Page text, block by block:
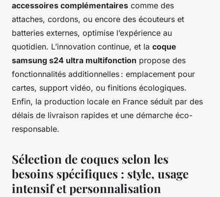
accessoires complémentaires comme des
attaches, cordons, ou encore des écouteurs et
batteries externes, optimise l’expérience au
quotidien. L’innovation continue, et la coque
samsung s24 ultra multifonction propose des
fonctionnalités additionnelles : emplacement pour
cartes, support vidéo, ou finitions écologiques.
Enfin, la production locale en France séduit par des
délais de livraison rapides et une démarche éco-
responsable.
Sélection de coques selon les
besoins spécifiques : style, usage
intensif et personnalisation